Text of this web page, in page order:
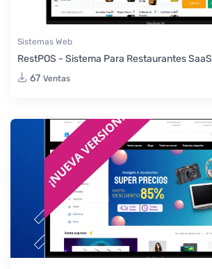
Sistemas Web
RestPOS - Sistema Para Restaurantes SaaS
67 Ventas